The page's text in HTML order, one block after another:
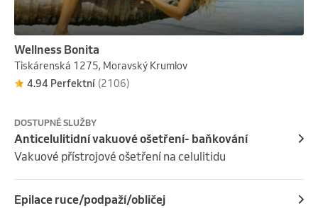
Wellness Bonita
Tiskárenská 1275, Moravský Krumlov
4.94 Perfektní (2106)
DOSTUPNÉ SLUŽBY
Anticelulitidní vakuové ošetření- baňkování
Vakuové přístrojové ošetření na celulitidu
Epilace ruce/podpaží/obličej